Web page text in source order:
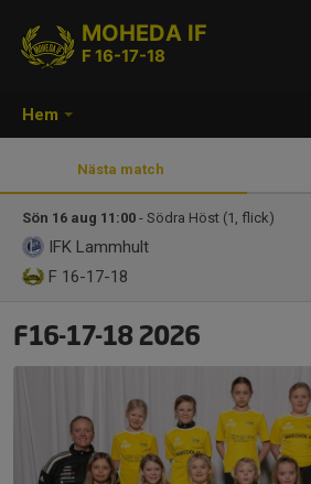
Hem
MOHEDA IF
F 16-17-18
Nästa match
Sön 16 aug 11:00 - Södra Höst (1, flick)
IFK Lammhult
F 16-17-18
F16-17-18 2026